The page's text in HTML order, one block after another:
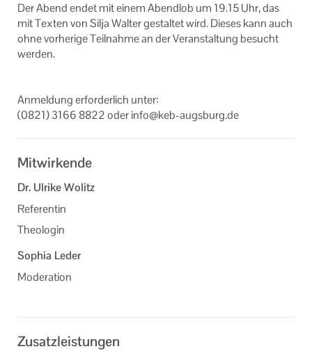
Der Abend endet mit einem Abend­lob um 19.15 Uhr, das
mit Tex­ten von Silja Wal­ter ge­stal­tet wird. Die­ses kann auch
ohne vor­he­ri­ge Teil­nah­me an der Ver­an­stal­tung be­sucht
wer­den.
An­mel­dung er­for­der­lich unter:
(0821) 3166 8822 oder info@keb-​augsburg.de
Mitwirkende
Dr. Ulrike Wolitz
Referentin
Theologin
Sophia Leder
Moderation
Zusatzleistungen